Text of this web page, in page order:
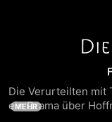
Die Verurteilten mit
ein Drama über
MEHR